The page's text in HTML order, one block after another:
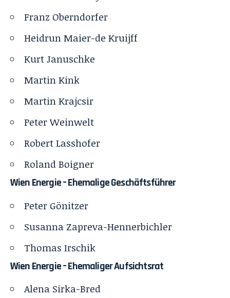
Franz Oberndorfer
Heidrun Maier-de Kruijff
Kurt Januschke
Martin Kink
Martin Krajcsir
Peter Weinwelt
Robert Lasshofer
Roland Boigner
Wien Energie – Ehemalige Geschäftsführer
Peter Gönitzer
Susanna Zapreva-Hennerbichler
Thomas Irschik
Wien Energie – Ehemaliger Aufsichtsrat
Alena Sirka-Bred